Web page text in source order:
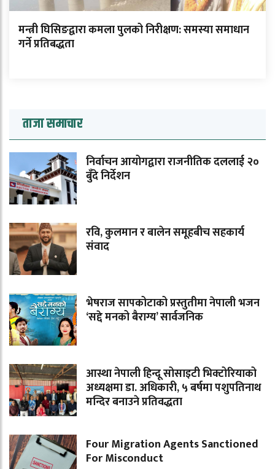
मन्त्री घिसिङद्वारा कमला पुलको निरीक्षण: समस्या समाधान
गर्ने प्रतिबद्धता
ताजा समाचार
निर्वाचन आयोगद्वारा राजनीतिक दललाई २०
बुँदे निर्देशन
रवि, कुलमान र बालेन समूहबीच सहकार्य
संवाद
भेषराज सापकोटाको प्रस्तुतीमा नेपाली भजन
‘सद्दे मनको बैराग्य’ सार्वजनिक
आस्था नेपाली हिन्दू सोसाइटी भिक्टोरियाको
अध्यक्षमा डा. अधिकारी, ५ बर्षमा पशुपतिनाथ
मन्दिर बनाउने प्रतिवद्धता
Four Migration Agents Sanctioned
For Misconduct